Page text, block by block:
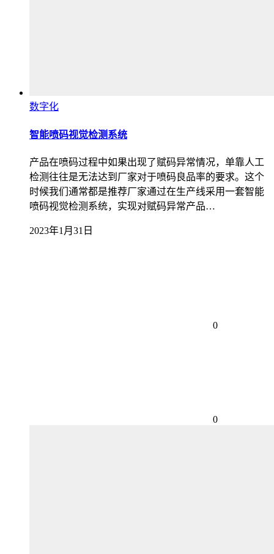
数字化
智能喷码视觉检测系统
产品在喷码过程中如果出现了赋码异常情况，单靠人工
检测往往是无法达到厂家对于喷码良品率的要求。这个
时候我们通常都是推荐厂家通过在生产线采用一套智能
喷码视觉检测系统，实现对赋码异常产品…
2023年1月31日
0
0